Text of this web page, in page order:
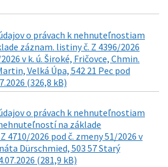
o právach k nehnuteľnostiam
záznam. listiny č. Z 4396/2026
v k. ú. Široké, Fričovce, Chmin.
Velká Úpa, 542 21 Pec pod
(326,8 kB)
o právach k nehnuteľnostiam
na základe
4710/2026 pod č. zmeny 51/2026 v
Dürschmied, 503 57 Starý
(281,9 kB)